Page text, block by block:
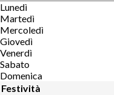
Lunedì
Martedì
Mercoledì
Giovedì
Venerdì
Sabato
Domenica
Festività